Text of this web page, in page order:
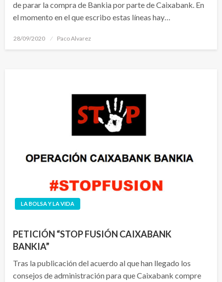
de parar la compra de Bankia por parte de Caixabank. En
el momento en el que escribo estas líneas hay…
Publicado
28/09/2020 Paco Alvarez
LA BOLSA Y LA VIDA
PETICIÓN “STOP FUSIÓN CAIXABANK
BANKIA”
Tras la publicación del acuerdo al que han llegado los
consejos de administración para que Caixabank compre